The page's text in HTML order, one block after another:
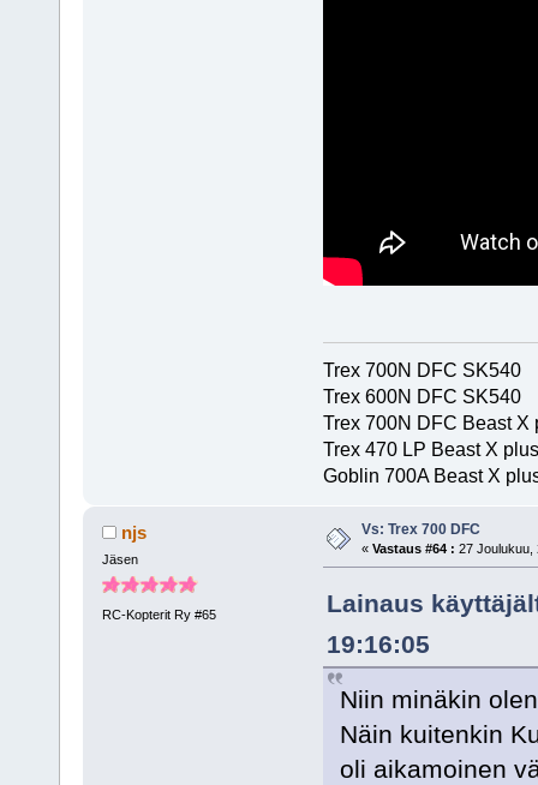
Trex 700N DFC SK540
Trex 600N DFC SK540
Trex 700N DFC Beast X
Trex 470 LP Beast X plus
Goblin 700A Beast X
njs
Jäsen
RC-Kopterit Ry #65
Vs: Trex 700 DFC
« Vastaus #64 : 27 Joulukuu,
Lainaus
19:16:05
Niin minäkin
Näin kuitenkin
oli aikamoinen